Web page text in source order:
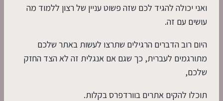
ואני יכולה להגיד לכם שזה פשוט עניין של רצון ללמוד מה
עושים עם זה.
היום רוב הדברים הרגילים שתרצו לעשות באתר שלכם
מתורגמים לעברית, כך שגם אם אנגלית זה לא הצד החזק
שלכם,
תוכלו להקים אתרים בוורדפרס בקלות.